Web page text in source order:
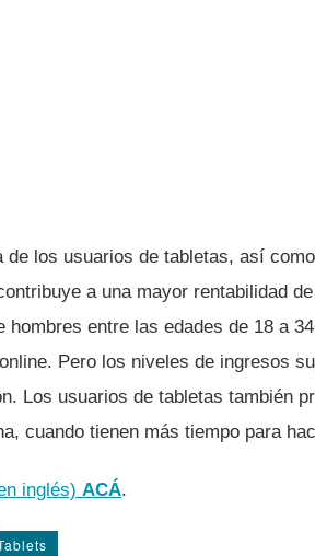
los usuarios de tabletas, así­
a una mayor rentabilidad
entre las edades de 18 a
Pero los niveles de ingresos
Los usuarios de tabletas también
cuando tienen más tiempo para
inglés) ACÁ.